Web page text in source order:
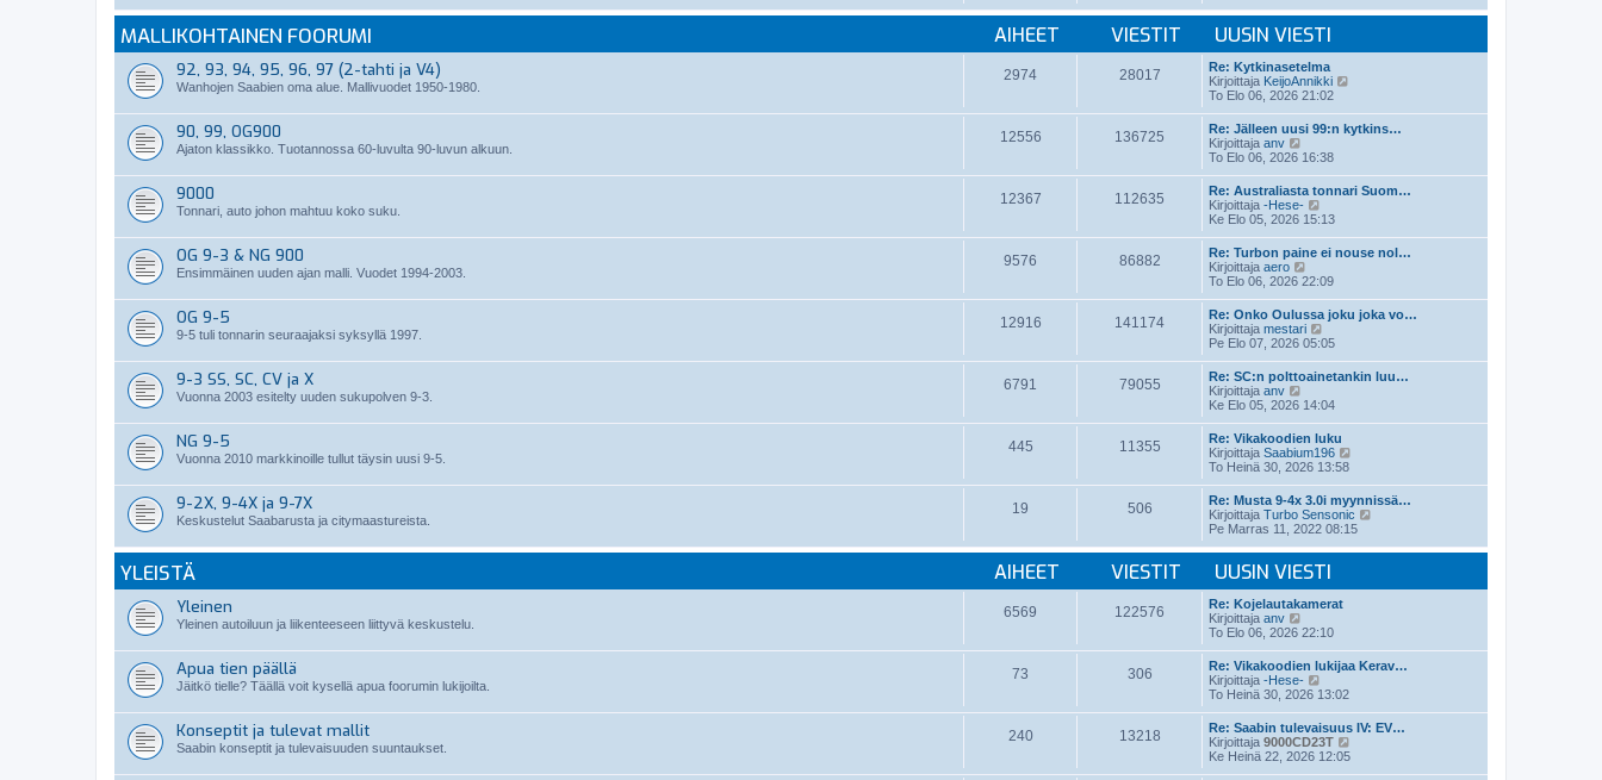
t
ä
u
s
i
n
v
i
s
t
i
MALLIKOHTAINEN FOORUMI AIHEET VIESTIT UUSIN VIESTI
92, 93, 94, 95, 96, 97 (2-tahti ja V4)
Wanhojen Saabien oma alue. Mallivuodet 1950-1980.
2974 28017
Re: Kytkinasetelma
Kirjoittaja KeijoAnnikki
ä
s
i
i
e
To Elo 06, 2026 21:02
90, 99, OG900
Ajaton klassikko. Tuotannossa 60-luvulta 90-luvun alkuun.
12556 136725
Re: Jälleen uusi 99:n kytkins…
Kirjoittaja anv
ä
ä
u
u
s
i
n
v
i
e
s
t
To Elo 06, 2026 16:38
9000
Tonnari, auto johon mahtuu koko suku.
12367 112635
Re: Australiasta tonnari Suom…
Kirjoittaja -Hese-
ä
ä
u
u
s
i
n
v
i
e
t
Ke Elo 05, 2026 15:13
OG 9-3 & NG 900
Ensimmäinen uuden ajan malli. Vuodet 1994-2003.
9576 86882
Re: Turbon paine ei nouse nol…
Kirjoittaja aero
ä
ä
u
u
s
i
v
i
e
s
t
To Elo 06, 2026 22:09
OG 9-5
9-5 tuli tonnarin seuraajaksi syksyllä 1997.
12916 141174
Re: Onko Oulussa joku joka vo…
Kirjoittaja mestari
ä
ä
u
u
s
i
n
v
i
e
s
t
Pe Elo 07, 2026 05:05
9-3 SS, SC, CV ja X
Vuonna 2003 esitelty uuden sukupolven 9-3.
6791 79055
Re: SC:n polttoainetankin luu…
Kirjoittaja anv
ä
ä
u
u
s
n
v
i
s
t
i
Ke Elo 05, 2026 14:04
NG 9-5
Vuonna 2010 markkinoille tullut täysin uusi 9-5.
445 11355
Re: Vikakoodien luku
Kirjoittaja Saabium196
ä
u
u
s
v
t
i
To Heinä 30, 2026 13:58
9-2X, 9-4X ja 9-7X
Keskustelut Saabarusta ja citymaastureista.
19 506
Re: Musta 9-4x 3.0i myynnissä…
Kirjoittaja Turbo Sensonic
t
v
i
t
Pe Marras 11, 2022 08:15
YLEISTÄ AIHEET VIESTIT UUSIN VIESTI
Yleinen
Yleinen autoiluun ja liikenteeseen liittyvä keskustelu.
6569 122576
Re: Kojelautakamerat
Kirjoittaja anv
ä
ä
u
u
s
i
n
v
i
To Elo 06, 2026 22:10
Apua tien päällä
Jäitkö tielle? Täällä voit kysellä apua foorumin lukijoilta.
73 306
Re: Vikakoodien lukijaa Kerav…
Kirjoittaja -Hese-
ä
t
ä
u
u
To Heinä 30, 2026 13:02
Konseptit ja tulevat mallit
Saabin konseptit ja tulevaisuuden suuntaukset.
240 13218
Re: Saabin tulevaisuus IV: EV…
Kirjoittaja 9000CD23T
Ke Heinä 22, 2026 12:05